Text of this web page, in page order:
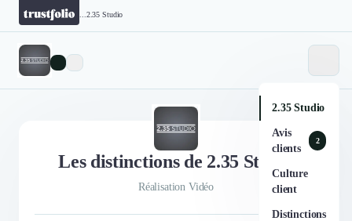
2.35 Studio
2.35 Studio
Avis
clients
2
Culture
client
Distinctions
Les distinctions de 2.35 Studio
Réalisation Vidéo